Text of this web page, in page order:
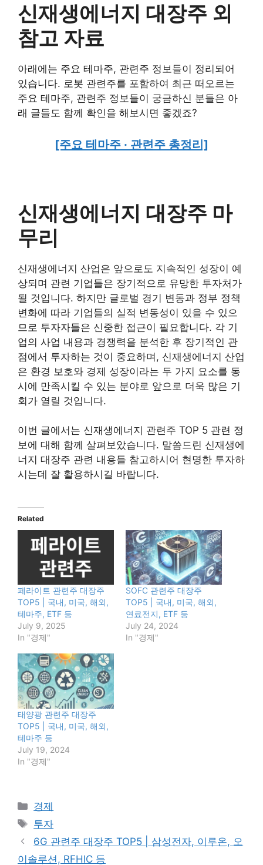
신재생에너지 대장주 외
참고 자료
아래에는 주요 테마주, 관련주 정보들이 정리되어
있습니다. 로봇 관련주를 포함하여 최근 떠오르는
주요 테마주, 관련주 정보들이 궁금하신 분들은 아
래 글들도 함께 확인을 해보시면 좋겠죠?
[주요 테마주 · 관련주 총정리]
신재생에너지 대장주 마
무리
신재생에너지 산업은 앞으로도 지속적인 성장이 예
상되며 관련 기업들은 장기적으로 유망한 투자처가
될 것입니다. 하지만 글로벌 경기 변동과 정부 정책
변화에 따라 기업들의 실적 변동성이 있을 수 있으
므로 투자자들은 신중한 접근이 필요합니다. 각 기
업의 사업 내용과 경쟁력을 분석한 후 장기적인 관
점에서 투자하는 것이 중요하며, 신재생에너지 산업
은 환경 보호와 경제 성장이라는 두 가지 요소를 동
시에 만족시킬 수 있는 분야로 앞으로 더욱 많은 기
회가 열릴 것입니다.
이번 글에서는 신재생에너지 관련주 TOP 5 관련 정
보에 대해 함께 살펴보았습니다. 말씀드린 신재생에
너지 대장주 관련 내용들 참고하시어 현명한 투자하
시는데 잘 활용하시길 바랍니다.
Related
페라이트 관련주 대장주
TOP5 | 국내, 미국, 해외,
테마주, ETF 등
July 9, 2025
In "경제"
SOFC 관련주 대장주
TOP5 | 국내, 미국, 해외,
연료전지, ETF 등
July 24, 2024
In "경제"
태양광 관련주 대장주
TOP5 | 국내, 미국, 해외,
테마주 등
July 19, 2024
In "경제"
Categories
경제
Tags
투자
6G 관련주 대장주 TOP5 | 삼성전자, 이루온, 오
이솔루션, RFHIC 등